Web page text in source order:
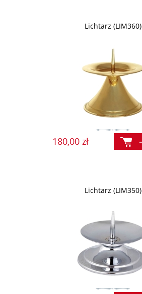
Lichtarz (LIM360)
180,00 zł
Lichtarz (LIM350)